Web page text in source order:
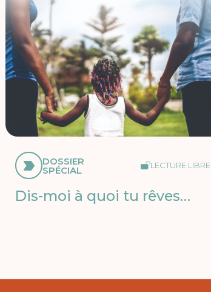
DOSSIER
SPÉCIAL LECTURE LIBRE
Dis-moi à quoi tu rêves…